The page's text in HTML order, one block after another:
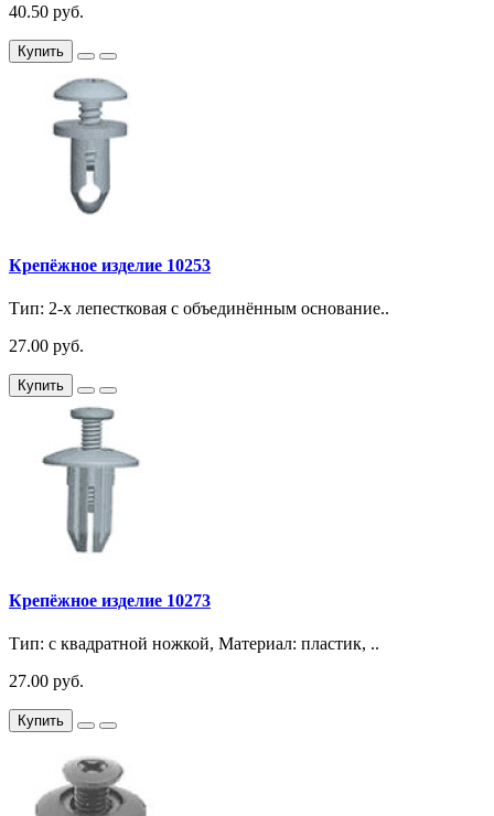
40.50 руб.
Купить
Крепёжное изделие 10253
Тип: 2-х лепестковая с объединённым основание..
27.00 руб.
Купить
Крепёжное изделие 10273
Тип: с квадратной ножкой, Материал: пластик, ..
27.00 руб.
Купить